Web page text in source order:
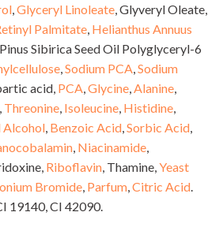
,Glyceryl Linoleate, Glyveryl Oleate,
Palmitate, Helianthus Annuus
Sibirica Seed Oil Polyglyceryl-6
,Sodium PCA,Sodium
acid, PCA,Glycine,Alanine,
, Threonine, Isoleucine, Histidine,
Alcohol, Benzoic Acid,Sorbic Acid,
, Niacinamide,
Riboflavin, Thamine,Yeast
Bromide, Parfum,Citric Acid.
19140, CI 42090.